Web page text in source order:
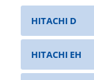
HITACHI D
HITACHI EH